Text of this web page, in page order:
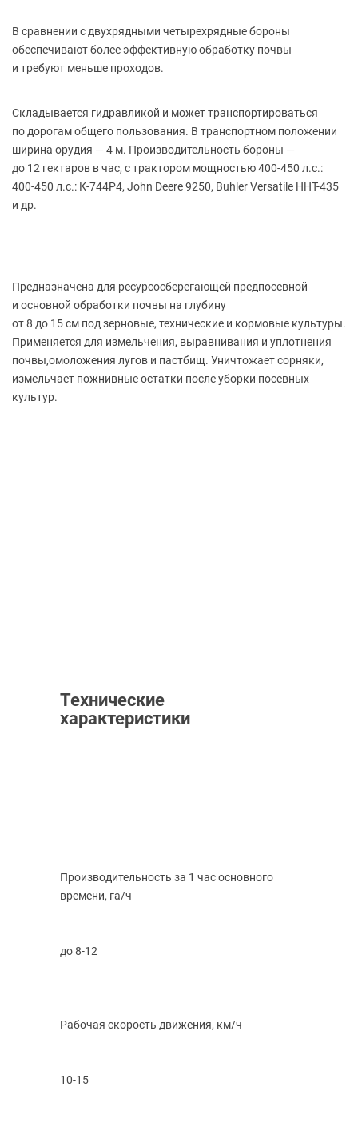
В сравнении с двухрядными четырехрядные бороны
обеспечивают более эффективную обработку почвы
и требуют меньше проходов.
Складывается гидравликой и может транспортироваться
по дорогам общего пользования. В транспортном положении
ширина орудия — 4 м. Производительность бороны —
до 12 гектаров в час, с трактором мощностью 400-450 л.с.:
400-450 л.с.: К-744Р4, John Deere 9250, Buhler Versatile HHT-435
и др.
Предназначена для ресурсосберегающей предпосевной
и основной обработки почвы на глубину
от 8 до 15 см под зерновые, технические и кормовые культуры.
Применяется для измельчения, выравнивания и уплотнения
почвы,омоложения лугов и пастбищ. Уничтожает сорняки,
измельчает пожнивные остатки после уборки посевных
культур.
Технические
характеристики
Производительность за 1 час основного
времени, га/ч
до 8-12
Рабочая скорость движения, км/ч
10-15